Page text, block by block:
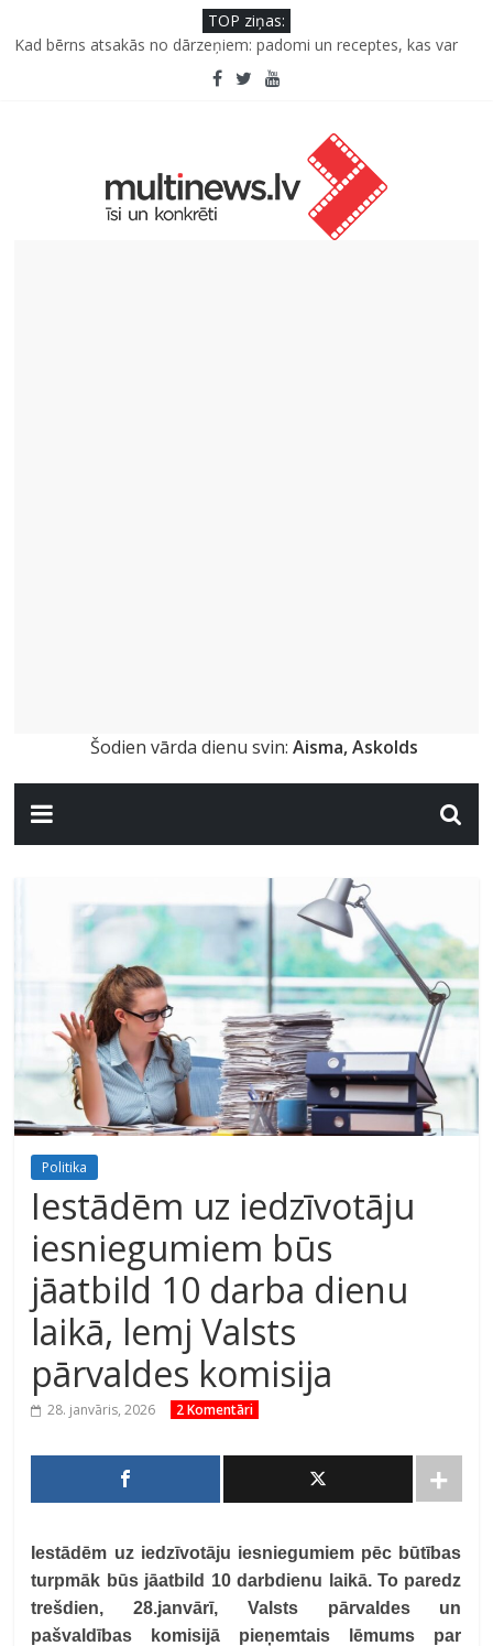
TOP ziņas:
Kad bērns atsakās no dārzeņiem: padomi un receptes, kas var
Deigeļu pāris izdod otro singlu “Plkst. 3.00” no topošā albuma
Septiņas profesijas, kas izturēs mākslīgā intelekta laikmetu
Kāpēc padomju militāro mantojumu ir svarīgi izprast arī šodien
un kā to palīdz paveikt papildinātā realitāte
Šodien vārda dienu svin: Aisma, Askolds
Politika
Iestādēm uz iedzīvotāju
iesniegumiem būs
jāatbild 10 darba dienu
laikā, lemj Valsts
pārvaldes komisija
28. janvāris, 2026 2 Komentāri
Iestādēm uz iedzīvotāju iesniegumiem pēc būtības
turpmāk būs jāatbild 10 darbdienu laikā. To paredz
trešdien, 28.janvārī, Valsts pārvaldes un
pašvaldības komisijā pieņemtais lēmums par